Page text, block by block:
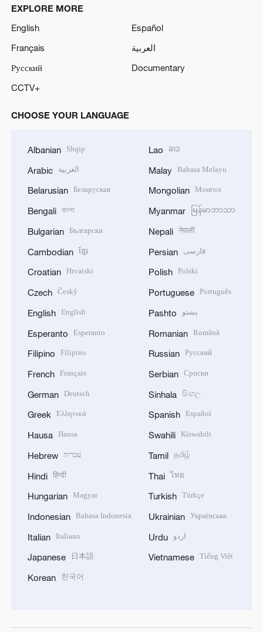
EXPLORE MORE
English
Español
Français
العربية
Русский
Documentary
CCTV+
CHOOSE YOUR LANGUAGE
Albanian Shqip
Arabic العربية
Belarusian Беларуская
Bengali বাংলা
Bulgarian Български
Cambodian ខ្មែរ
Croatian Hrvatski
Czech Český
English English
Esperanto Esperanto
Filipino Filipino
French Français
German Deutsch
Greek Ελληνικά
Hausa Hausa
Hebrew עברית
Hindi हिन्दी
Hungarian Magyar
Indonesian Bahasa Indonesia
Italian Italiano
Japanese 日本語
Korean 한국어
Lao ລາວ
Malay Bahasa Melayu
Mongolian Монгол
Myanmar မြန်မာဘာသာ
Nepali नेपाली
Persian فارسی
Polish Polski
Portuguese Português
Pashto پښتو
Romanian Română
Russian Русский
Serbian Српски
Sinhala සිංහල
Spanish Español
Swahili Kiswahili
Tamil தமிழ்
Thai ไทย
Turkish Türkçe
Ukrainian Українська
Urdu اردو
Vietnamese Tiếng Việt